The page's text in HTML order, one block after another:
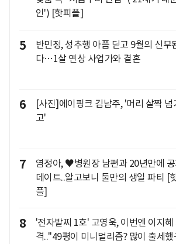
인') [핫피플]
5
반민정, 성추행 아픔 딛고 9월의 신부
다…1살 연상 사업가와 결혼
6
[사진]에이핑크 김남주, '머리 살짝 넘
고'
7
염정아, ♥병원장 남편과 20년만에 공
데이트..알고보니 둘만의 생일 파티 [
플]
8
'전자발찌 1호' 고영욱, 이번엔 이지혜
격.."49평이 미니멀리즘? 많이 출세했